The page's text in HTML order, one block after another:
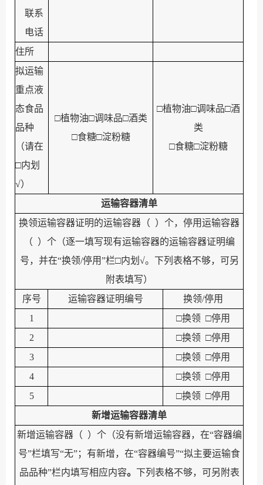
联系
电话
住所
拟运输
重点液
态食品
品种
（请在
□内划
√）
□植物油□调味品□酒类
□食糖□淀粉糖
□植物油□调味品□酒
类
□食糖□淀粉糖
运输容器清单
换领运输容器证明的运输容器（ ）个，停用运输容器
（ ）个（逐一填写现有运输容器的运输容器证明编
号，并在“换领/停用”栏□内划 √。下列表格不够，可另
附表填写）
序号
运输容器证明编号 换领/停用
1
□换领 □停用
2
□换领 □停用
3
□换领 □停用
4
□换领 □停用
5
□换领 □停用
新增运输容器清单
新增运输容器（ ）个（没有新增运输容器，在“容器编
号”栏填写“无”；有新增，在“容器编号”“拟主要运输食
品品种”栏内填写相应内容。 下列表格不够，可另附表